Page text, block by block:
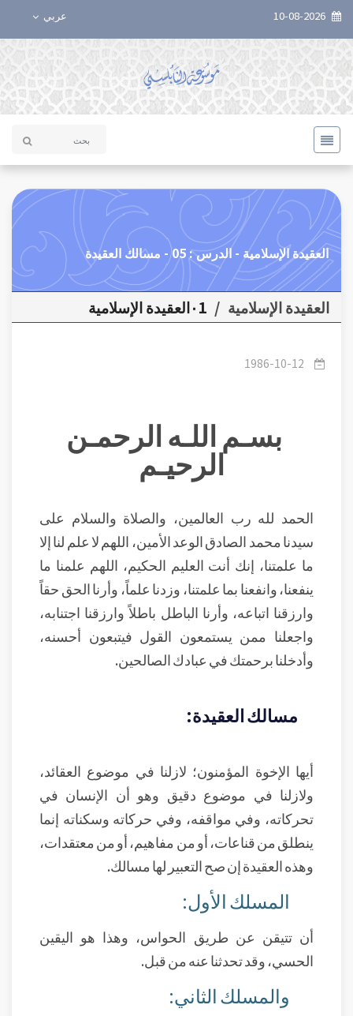
عربي
العقيدة الإسلامية - الدرس : 05 - مسالك العقيدة
العقيدة الإسلامية / ٠1العقيدة الإسلامية
1986-10-12
بسـم اللـه الرحمـن
الرحيـم
الحمد لله رب العالمين، والصلاة والسلام على
سيدنا محمد الصادق الوعد الأمين، اللهم لا علم لنا إلا
ما علمتنا، إنك أنت العليم الحكيم، اللهم علمنا ما
ينفعنا، وانفعنا بما علمتنا، وزدنا علماً، وأرنا الحق حقاً
وارزقنا اتباعه، وأرنا الباطل باطلاً وارزقنا اجتنابه،
واجعلنا ممن يستمعون القول فيتبعون أحسنه،
وأدخلنا برحمتك في عبادك الصالحين.
مسالك العقيدة:
أيها الإخوة المؤمنون؛ لازلنا في موضوع العقائد،
ولازلنا في موضوع دقيق وهو أن الإنسان في
تحركاته، وفي مواقفه، وفي حركاته وسكناته إنما
ينطلق من قناعات، أو من مفاهيم، أو من معتقدات،
وهذه العقيدة إن صح التعبير لها مسالك.
المسلك الأول:
أن تتيقن عن طريق الحواس، وهذا هو اليقين
الحسي، وقد تحدثنا عنه من قبل.
والمسلك الثاني: